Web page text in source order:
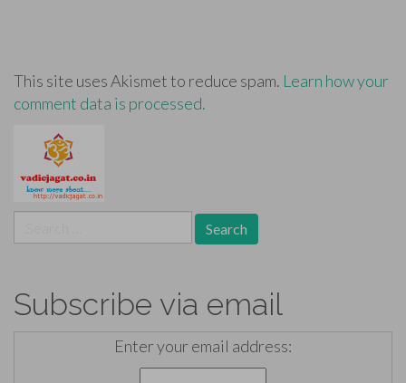
This site uses Akismet to reduce spam. Learn how your
comment data is processed.
for:
Subscribe via email
Enter your email address: